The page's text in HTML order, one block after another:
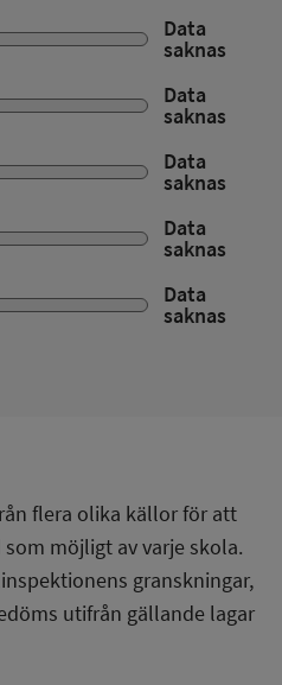
Data
saknas
Data
saknas
Data
saknas
Data
saknas
Data
saknas
flera olika källor för att
möjligt av varje skola.
granskningar,
utifrån gällande lagar